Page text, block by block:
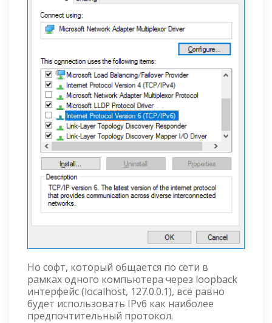
Но софт, который общается по сети в
рамках одного компьютера через loopback
интерфейс (localhost, 127.0.0.1), всё равно
будет использовать IPv6 как наиболее
предпочтительный протокол.